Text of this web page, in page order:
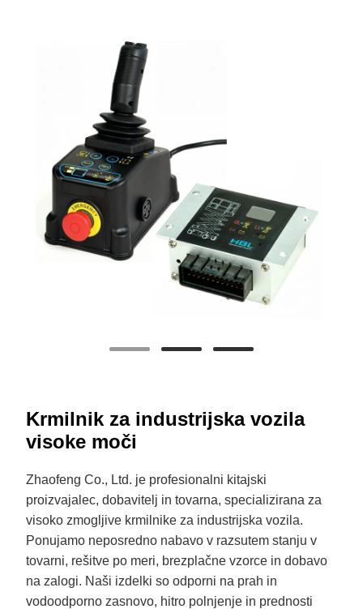
Krmilnik za industrijska vozila
visoke moči
Zhaofeng Co., Ltd. je profesionalni kitajski
proizvajalec, dobavitelj in tovarna, specializirana za
visoko zmogljive krmilnike za industrijska vozila.
Ponujamo neposredno nabavo v razsutem stanju v
tovarni, rešitve po meri, brezplačne vzorce in dobavo
na zalogi. Naši izdelki so odporni na prah in
vodoodporno zasnovo, hitro polnjenje in prednosti